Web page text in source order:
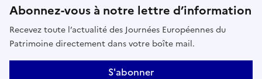
Abonnez-vous à notre lettre d’information
Recevez toute l’actualité des Journées Européennes du
Patrimoine directement dans votre boîte mail.
S'abonner